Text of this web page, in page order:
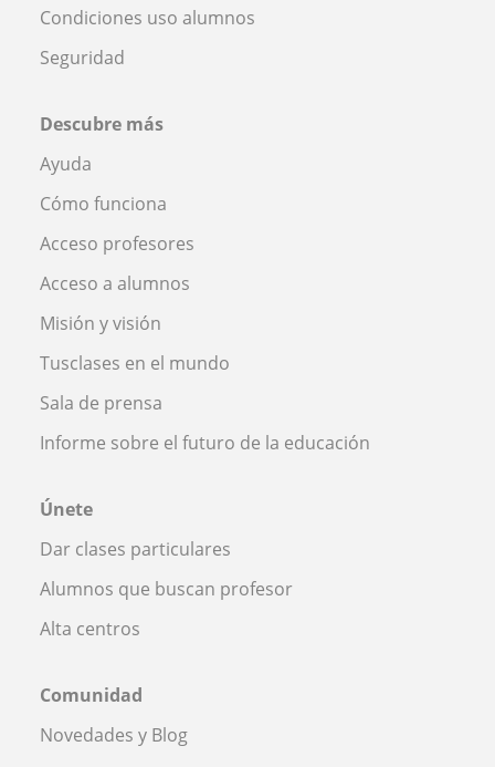
Condiciones uso alumnos
Seguridad
Descubre más
Ayuda
Cómo funciona
Acceso profesores
Acceso a alumnos
Misión y visión
Tusclases en el mundo
Sala de prensa
Informe sobre el futuro de la educación
Únete
Dar clases particulares
Alumnos que buscan profesor
Alta centros
Comunidad
Novedades y Blog